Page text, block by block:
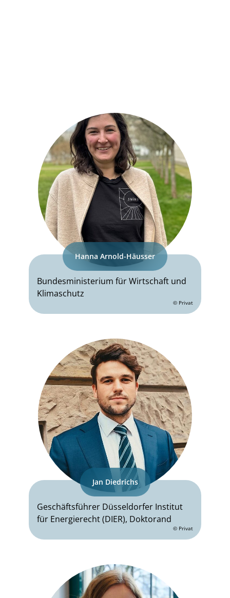
Hanna Arnold-Häusser
Bundesministerium für Wirtschaft und
Klimaschutz
© Privat
Jan Diedrichs
Geschäftsführer Düsseldorfer Institut
für Energierecht (DIER), Doktorand
© Privat